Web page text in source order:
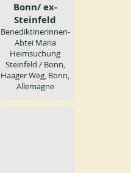
Bonn/ ex-
Steinfeld
Benediktinerinnen-
Abtei Maria
Heimsuchung
Steinfeld / Bonn,
Haager Weg, Bonn,
Allemagne